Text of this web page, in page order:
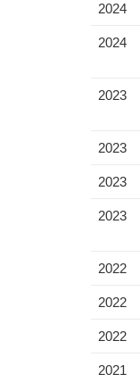
2024
2024
2023
2023
2023
2023
2022
2022
2022
2021